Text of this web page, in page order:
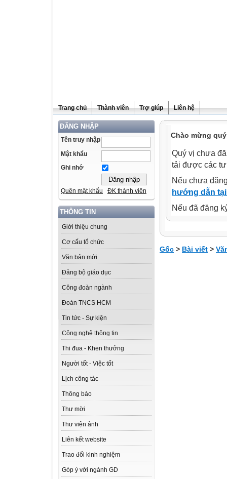
Trang chủ Thành viên Trợ giúp Liên hệ
ĐĂNG NHẬP
Tên truy nhập
Mật khẩu
Ghi nhớ
Quên mật khẩu ĐK thành viên
THÔNG TIN
Giới thiệu chung
Cơ cấu tổ chức
Văn bản mới
Đảng bộ giáo dục
Công đoàn ngành
Đoàn TNCS HCM
Tin tức - Sự kiện
Công nghệ thông tin
Thi đua - Khen thưởng
Người tốt - Việc tốt
Lịch công tác
Thông báo
Thư mời
Thư viện ảnh
Liên kết website
Trao đổi kinh nghiệm
Góp ý với ngành GD
Chào mừng
Quý vị chưa
tải được các
Nếu chưa
hướng dẫn
Nếu đã đăng
Gốc > Bài viết >